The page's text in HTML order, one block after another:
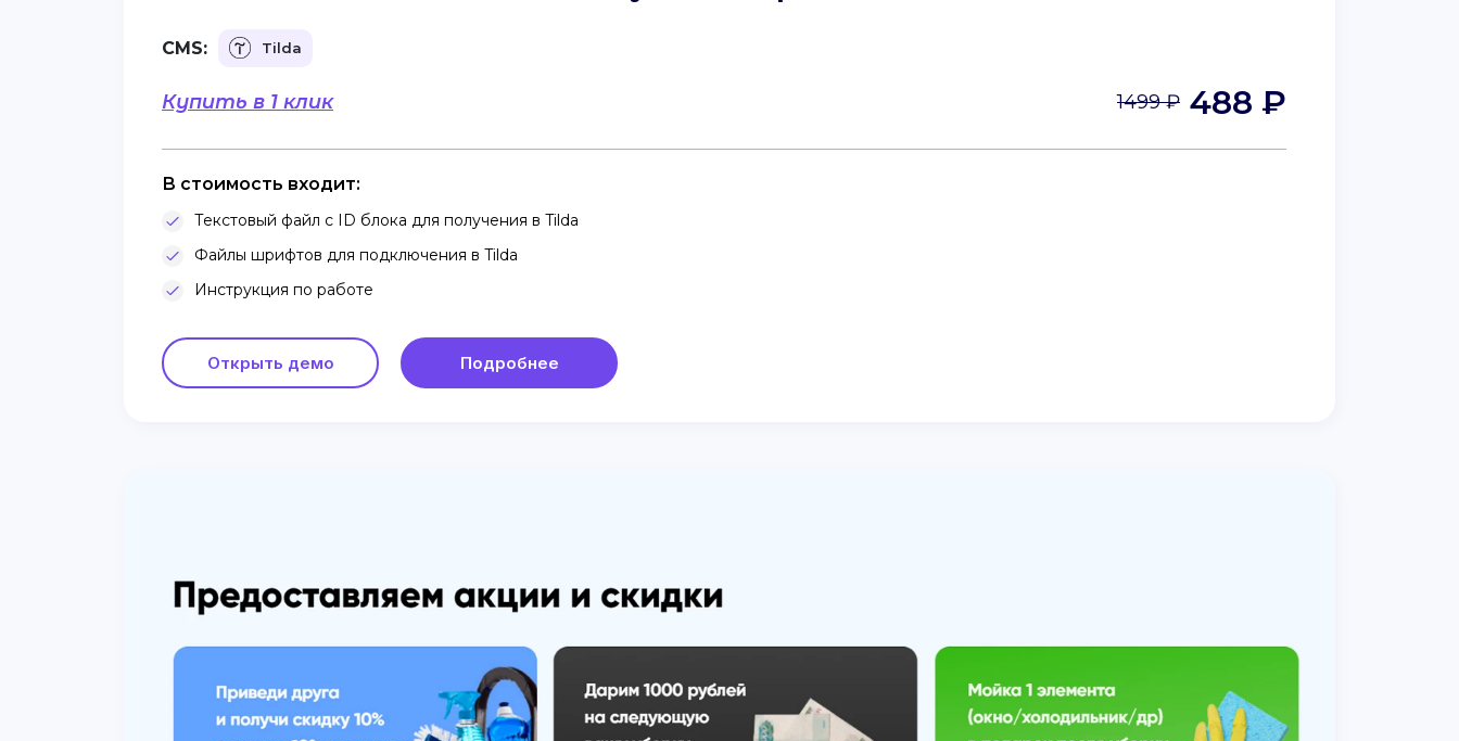
CMS: Tilda
Купить в 1 клик 1499 ₽ 488 ₽
В стоимость входит:
Текстовый файл с ID блока для получения в Tilda
Файлы шрифтов для подключения в Tilda
Инструкция по работе
Открыть демо Подробнее